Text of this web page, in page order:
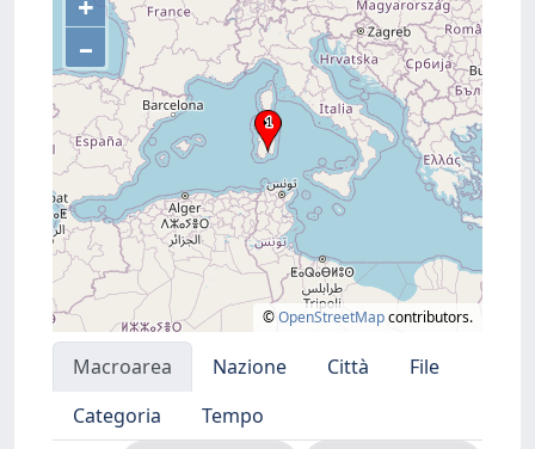
–
©OpenStreetMapcontributors.
Macroarea Nazione Città
File
Categoria
Tempo